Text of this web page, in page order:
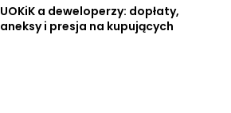
UOKiK a deweloperzy: dopłaty,
aneksy i presja na kupujących